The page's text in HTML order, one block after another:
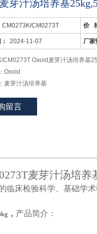
芽汁汤培养基
CM0273K/CM0273T 价
2024-11-07 厂家
CM0273T Oxoid麦芽汁汤培养基
Oxoid
麦芽汁汤培养基
CM0273K/ CM0273T
留言
麦芽汁汤培养
临床检验科学、基础学术
， 产品简介：